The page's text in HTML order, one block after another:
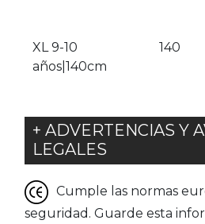
XL 9-10
años|140cm
140
+ ADVERTENCIAS Y
LEGALES
Cumple las normas
seguridad. Guarde esta